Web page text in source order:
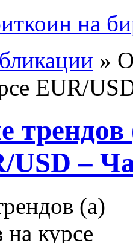
на
»
EUR/
USD –